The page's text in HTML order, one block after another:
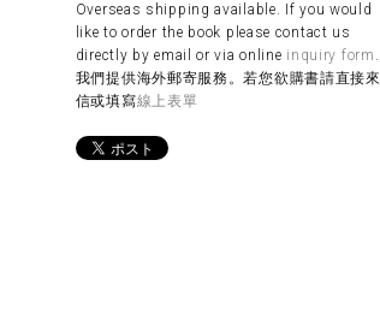
Overseas shipping available. If you would
like to order the book please contact us
directly by email or via online inquiry form .
我們提供海外郵寄服務。若您欲購書請直接來
信或填寫線上表單